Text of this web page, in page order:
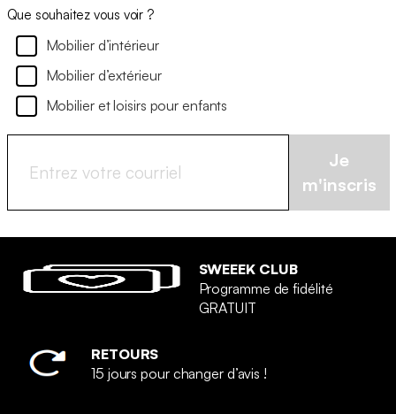
Que souhaitez vous voir ?
Mobilier d’intérieur
Mobilier d’extérieur
Mobilier et loisirs pour enfants
Je
m'inscris
SWEEEK CLUB
Programme de fidélité
GRATUIT
RETOURS
15 jours pour changer d’avis !